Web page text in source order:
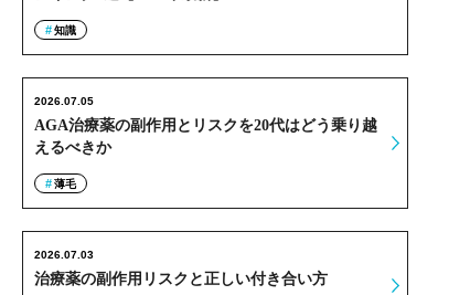
知識
AGA治療薬の副作用とリスクを20代はどう乗り越
えるべきか
2026.07.05
薄毛
治療薬の副作用リスクと正しい付き合い方
2026.07.03